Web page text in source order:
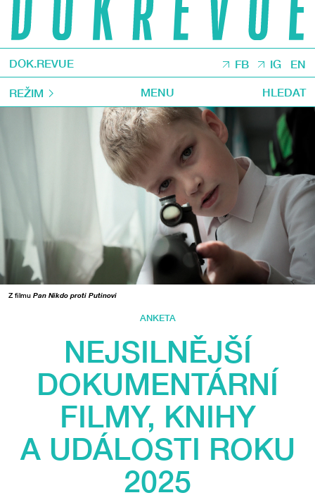
DOK.REVUE FB IG EN
REŽIM MENU HLEDAT
Z filmu Pan Nikdo proti Putinovi
ANKETA
NEJSILNĚJŠÍ
DOKUMENTÁRNÍ
FILMY, KNIHY
A UDÁLOSTI ROKU
2025